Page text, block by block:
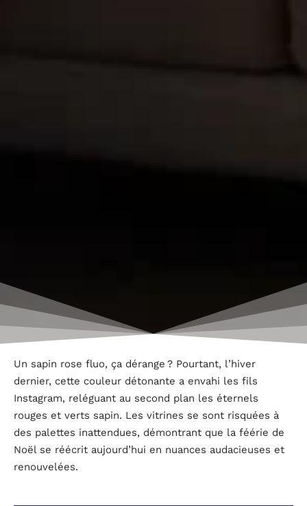
Un sapin rose fluo, ça dérange ? Pourtant, l’hiver
dernier, cette couleur détonante a envahi les fils
Instagram, reléguant au second plan les éternels
rouges et verts sapin. Les vitrines se sont risquées à
des palettes inattendues, démontrant que la féérie de
Noël se réécrit aujourd’hui en nuances audacieuses et
renouvelées.